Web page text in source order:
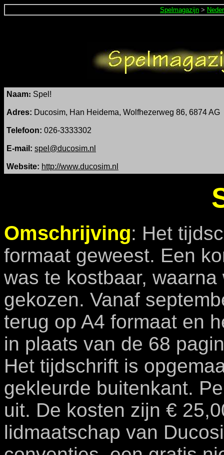
Spelmagazijn >
Naam: Spel!
Adres: Ducosim, Han Heidema, Wolfhezerweg 86, 6874 AG
Telefoon: 026-3333302
E-mail: spel@ducosim.nl
Website: http://www.ducosim.nl
Omschrijving: Het
formaat geweest. Een
was te kostbaar,
gekozen. Vanaf
terug op A4 formaat en
in plaats van de 68
Het tijdschrift is
gekleurde buitenkant.
uit. De kosten zijn €
lidmaatschap van